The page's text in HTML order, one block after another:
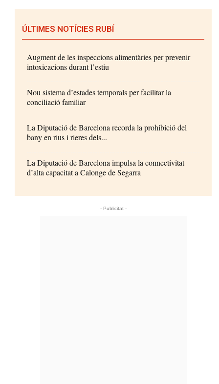
ÚLTIMES NOTÍCIES RUBÍ
Augment de les inspeccions alimentàries per prevenir
intoxicacions durant l’estiu
Nou sistema d’estades temporals per facilitar la
conciliació familiar
La Diputació de Barcelona recorda la prohibició del
bany en rius i rieres dels...
La Diputació de Barcelona impulsa la connectivitat
d’alta capacitat a Calonge de Segarra
- Publicitat -